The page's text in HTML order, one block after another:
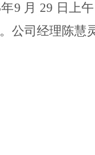
年9 月 29 日上
公司经理陈慧